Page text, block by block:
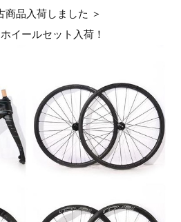
商品入荷しました ＞
イールセット入荷！